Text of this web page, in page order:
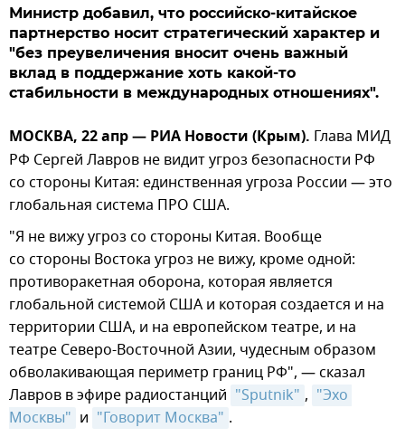
Министр добавил, что российско-китайское
партнерство носит стратегический характер и
"без преувеличения вносит очень важный
вклад в поддержание хоть какой-то
стабильности в международных отношениях".
МОСКВА, 22 апр — РИА Новости (Крым). Глава МИД
РФ Сергей Лавров не видит угроз безопасности РФ
со стороны Китая: единственная угроза России — это
глобальная система ПРО США.
"Я не вижу угроз со стороны Китая. Вообще
со стороны Востока угроз не вижу, кроме одной:
противоракетная оборона, которая является
глобальной системой США и которая создается и на
территории США, и на европейском театре, и на
театре Северо-Восточной Азии, чудесным образом
обволакивающая периметр границ РФ", — сказал
Лавров в эфире радиостанций "Sputnik" , "Эхо
Москвы" и "Говорит Москва" .